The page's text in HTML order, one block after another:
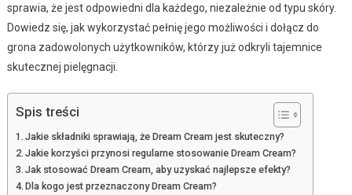
sprawia, że jest odpowiedni dla każdego, niezależnie od typu skóry.
Dowiedz się, jak wykorzystać pełnię jego możliwości i dołącz do
grona zadowolonych użytkowników, którzy już odkryli tajemnice
skutecznej pielęgnacji.
Spis treści
Jakie składniki sprawiają, że Dream Cream jest skuteczny?
Jakie korzyści przynosi regularne stosowanie Dream Cream?
Jak stosować Dream Cream, aby uzyskać najlepsze efekty?
Dla kogo jest przeznaczony Dream Cream?